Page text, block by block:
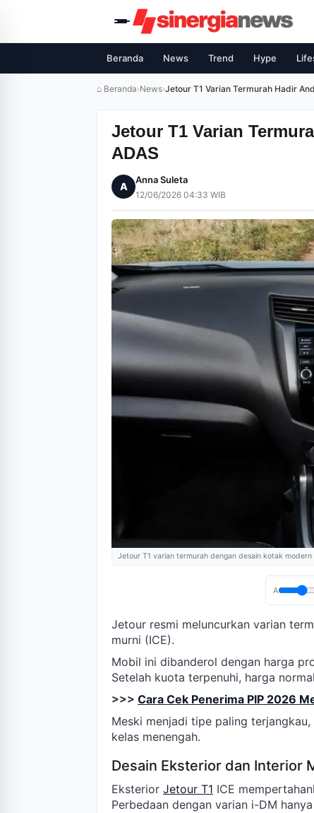
Beranda News Trend Hype
⌂ Beranda›News›Jetour T1 Varian Termurah Hadir
Jetour T1 Varian
ADAS
A
Anna Suleta
12/06/2026 04:33 WIB
Jetour T1 varian termurah dengan desain kotak modern
A
Jetour resmi meluncurkan varian
murni (ICE).
Mobil ini dibanderol dengan harga
Setelah kuota terpenuhi, harga
>>> Cara Cek Penerima PIP 2026
Meski menjadi tipe paling
kelas menengah.
Desain Eksterior dan Interior
Eksterior Jetour T1 ICE
Perbedaan dengan varian i-DM